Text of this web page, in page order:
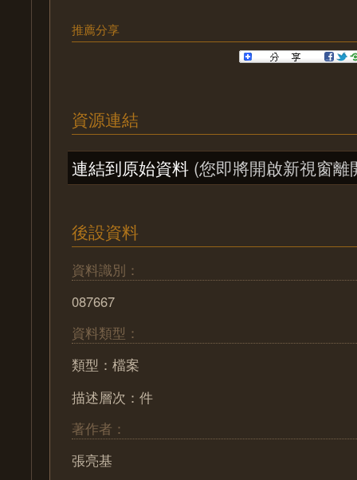
推薦分享
資源連結
連結到原始資料 (您即將開啟新視窗離
後設資料
資料識別：
087667
資料類型：
類型：檔案
描述層次：件
著作者：
張亮基